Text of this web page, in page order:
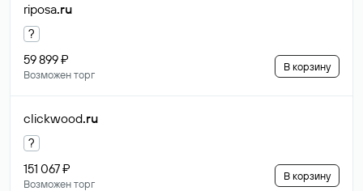
riposa.ru
?
59 899 ₽
Возможен торг
В корзину
clickwood.ru
?
151 067 ₽
Возможен торг
В корзину